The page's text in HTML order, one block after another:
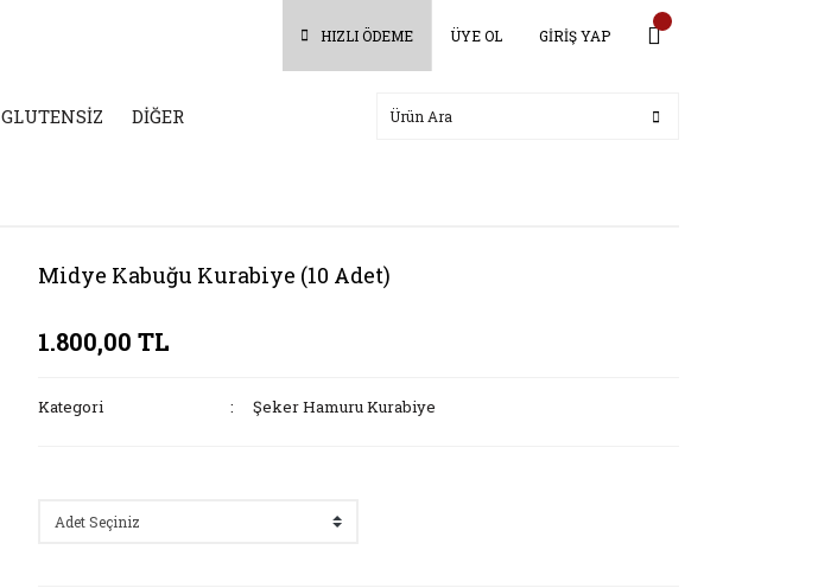
HIZLI ÖDEME ÜYE OL GİRİŞ YAP
GLUTENSİZ DİĞER
Midye Kabuğu Kurabiye (10 Adet)
1.800,00 TL
Kategori Şeker Hamuru Kurabiye